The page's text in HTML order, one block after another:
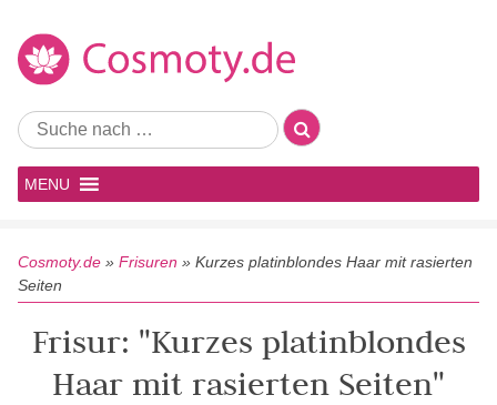
MENU
Cosmoty.de » Frisuren » Kurzes platinblondes Haar mit rasierten
Seiten
Frisur: "Kurzes platinblondes
Haar mit rasierten Seiten"